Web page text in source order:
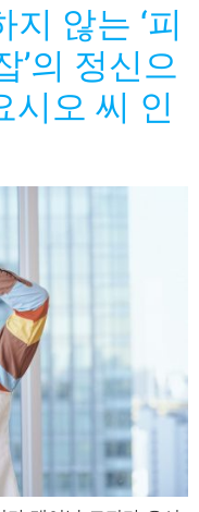
않는 ‘피
’의 정신으
시오 씨 인